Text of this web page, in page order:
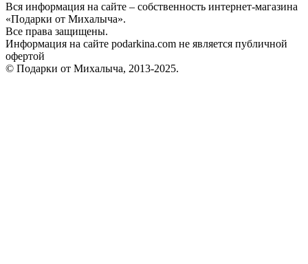
Вся информация на сайте – собственность интернет-магазина
«Подарки от Михалыча».
Все права защищены.
Информация на сайте podarkina.com не является публичной
офертой
© Подарки от Михалыча, 2013-2025.